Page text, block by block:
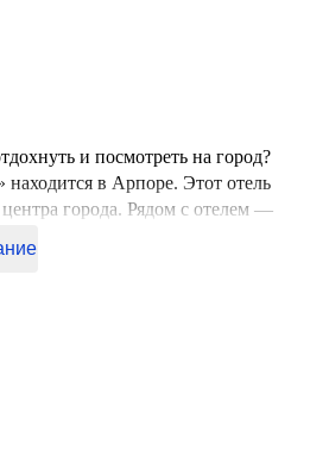
и посмотреть на город?
в Арпоре. Этот отель
центра города. Рядом с отелем —